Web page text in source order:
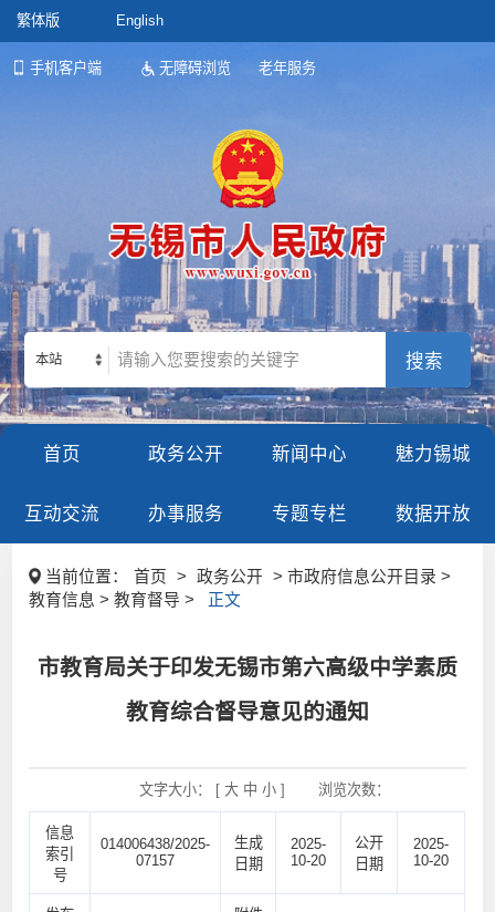
繁体版 English
手机客户端 无障碍浏览 老年服务
本站
首页 政务公开 新闻中心 魅力锡城
互动交流 办事服务 专题专栏 数据开放
当前位置： 首页 > 政务公开
> 市政府信息公开目录 >
教育信息 > 教育督导 >
正文
市教育局关于印发无锡市第六高级中学素质
教育综合督导意见的通知
文字大小： [ 大 中 小] 浏览次数：
信息
索引
号
014006438/2025-
07157
生成
日期
2025-
10-20
公开
日期
2025-
10-20